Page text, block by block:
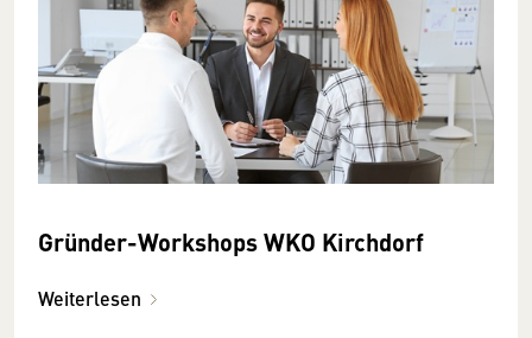
Gründer-Workshops WKO Kirchdorf
Weiterlesen